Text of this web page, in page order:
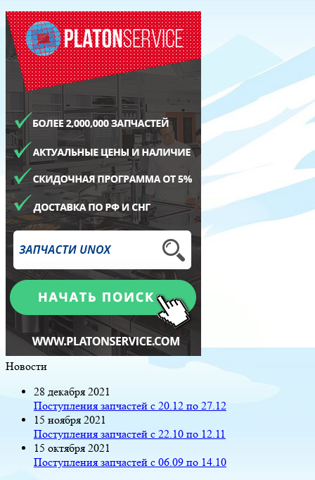
Новости
28 декабря 2021
Поступления запчастей с 20.12 по 27.12
15 ноября 2021
Поступления запчастей с 22.10 по 12.11
15 октября 2021
Поступления запчастей с 06.09 по 14.10